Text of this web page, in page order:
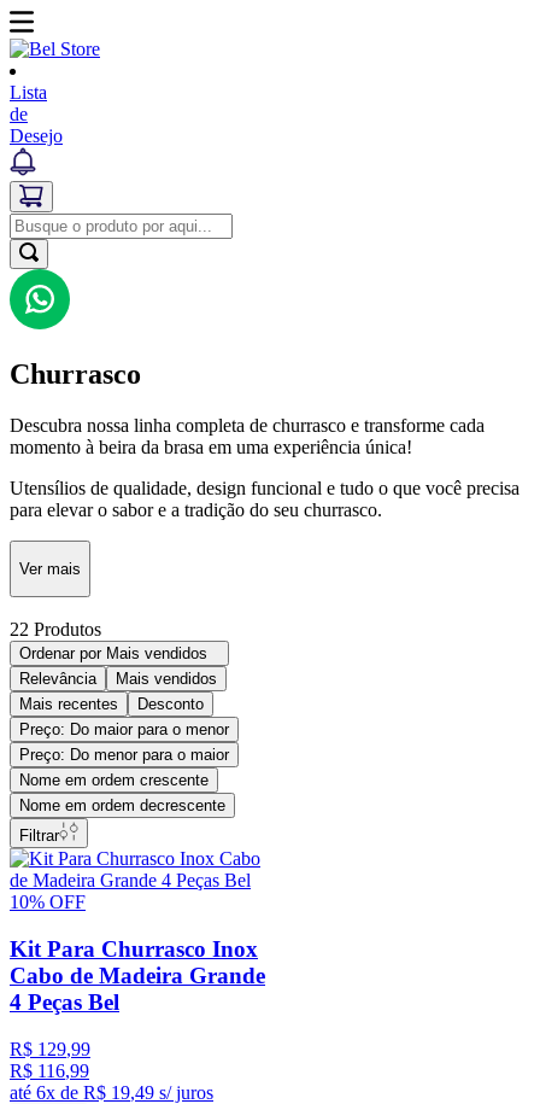
Lista
de
Desejo
Churrasco
Descubra nossa linha completa de churrasco e transforme cada
momento à beira da brasa em uma experiência única!
Utensílios de qualidade, design funcional e tudo o que você precisa
para elevar o sabor e a tradição do seu churrasco.
Ver mais
22 Produtos
Ordenar por Mais vendidos
Relevância
Mais vendidos
Mais recentes
Desconto
Preço: Do maior para o menor
Preço: Do menor para o maior
Nome em ordem crescente
Nome em ordem decrescente
Filtrar
10% OFF
Kit Para Churrasco Inox
Cabo de Madeira Grande
4 Peças Bel
R$ 129,99
R$ 116,99
até 6x de R$ 19,49 s/ juros